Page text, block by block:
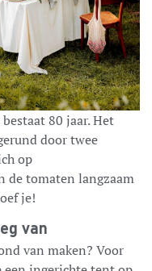
80 jaar. Het
door twee
op
de tomaten langzaam
je!
van
van maken? Voor